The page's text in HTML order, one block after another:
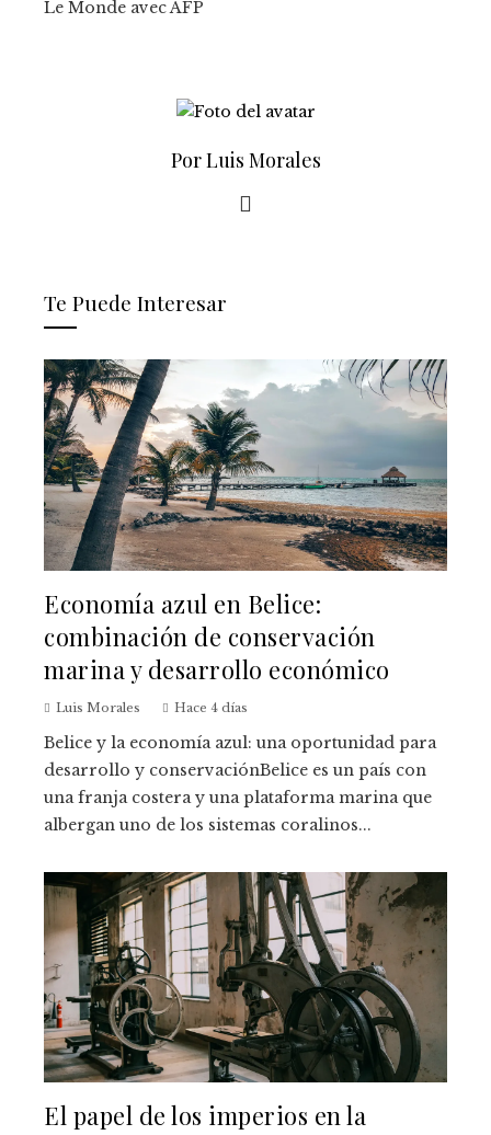
Le Monde avec AFP
Por Luis Morales
Te Puede Interesar
Economía azul en Belice:
combinación de conservación
marina y desarrollo económico
Luis Morales Hace 4 días
Belice y la economía azul: una oportunidad para
desarrollo y conservaciónBelice es un país con
una franja costera y una plataforma marina que
albergan uno de los sistemas coralinos...
El papel de los imperios en la